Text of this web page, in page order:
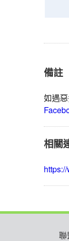
行」
人
機
安
全
研
討
會
即
通
軟
備註
如遇
相關
聯